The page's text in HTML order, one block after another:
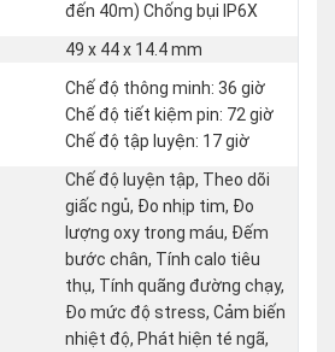
đến 40m) Chống bụi IP6X
49 x 44 x 14.4 mm
Chế độ thông minh: 36 giờ
Chế độ tiết kiệm pin: 72 giờ
Chế độ tập luyện: 17 giờ
Chế độ luyện tập, Theo dõi
giấc ngủ, Đo nhịp tim, Đo
lượng oxy trong máu, Đếm
bước chân, Tính calo tiêu
thụ, Tính quãng đường chạy,
Đo mức độ stress, Cảm biến
nhiệt độ, Phát hiện té ngã,